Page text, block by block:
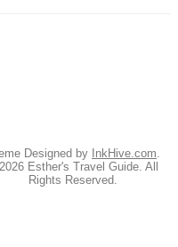
Designed by InkHive.com.
Esther's Travel Guide. All
Rights Reserved.